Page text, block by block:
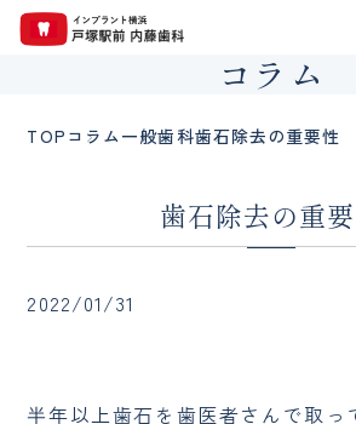
コラム
TOP コラム一般歯科歯石除去の重要性
歯石除去の重
2022/01/31
半年以上歯石を歯医者さんで取っ